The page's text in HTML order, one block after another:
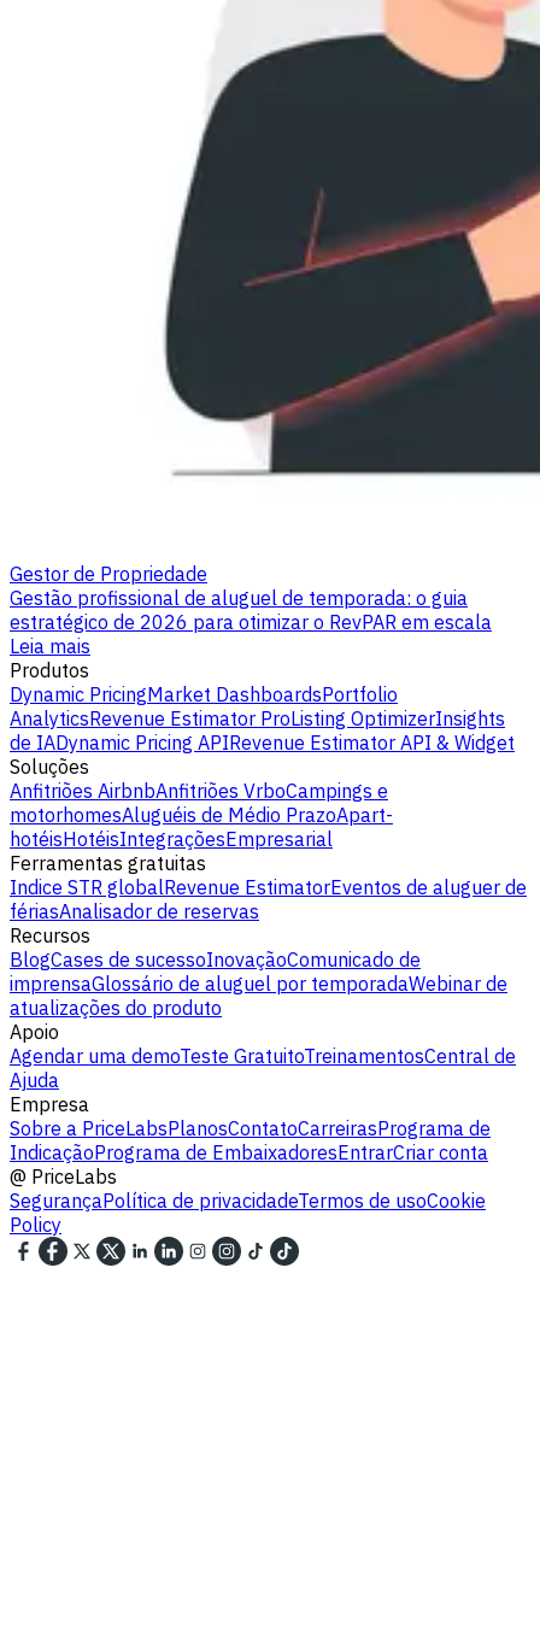
Gestor de Propriedade
Gestão profissional de aluguel de temporada: o guia
estratégico de 2026 para otimizar o RevPAR em escala
Leia mais
Produtos
Dynamic PricingMarket DashboardsPortfolio
AnalyticsRevenue Estimator ProListing OptimizerInsights
de IADynamic Pricing APIRevenue Estimator API & Widget
Soluções
Anfitriões AirbnbAnfitriões VrboCampings e
motorhomesAluguéis de Médio PrazoApart-
hotéisHotéisIntegraçõesEmpresarial
Ferramentas gratuitas
Indice STR globalRevenue EstimatorEventos de aluguer de
fériasAnalisador de reservas
Recursos
BlogCases de sucessoInovaçãoComunicado de
imprensaGlossário de aluguel por temporadaWebinar de
atualizações do produto
Apoio
Agendar uma demoTeste GratuitoTreinamentosCentral de
Ajuda
Empresa
Sobre a PriceLabsPlanosContatoCarreirasPrograma de
IndicaçãoPrograma de EmbaixadoresEntrarCriar conta
@ PriceLabs
SegurançaPolítica de privacidadeTermos de usoCookie
Policy